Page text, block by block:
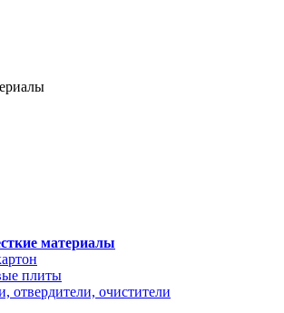
материалы
плиты
отвердители, очистители